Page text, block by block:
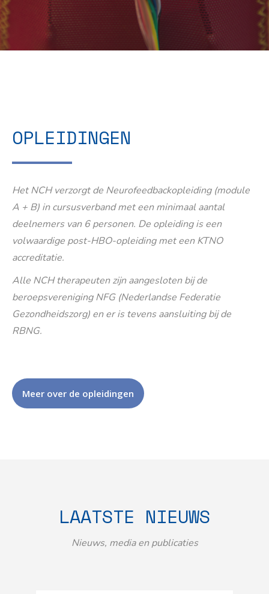
OPLEIDINGEN
Het NCH verzorgt de Neurofeedbackopleiding (module
A + B) in cursusverband met een minimaal aantal
deelnemers van 6 personen. De opleiding is een
volwaardige post-HBO-opleiding met een KTNO
accreditatie.
Alle NCH therapeuten zijn aangesloten bij de
beroepsvereniging NFG (Nederlandse Federatie
Gezondheidszorg) en er is tevens aansluiting bij de
RBNG.
Meer over de opleidingen
LAATSTE NIEUWS
Nieuws, media en publicaties